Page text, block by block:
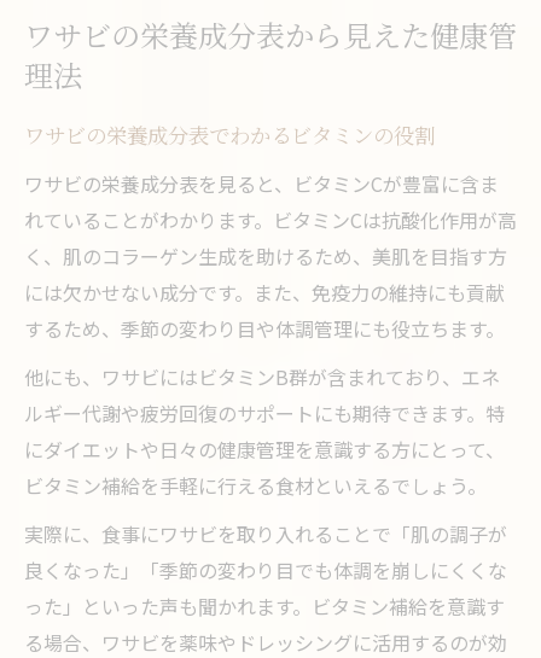
ワサビの栄養成分表から見えた健康管
理法
ワサビの栄養成分表でわかるビタミンの役割
ワサビの栄養成分表を見ると、ビタミンCが豊富に含ま
れていることがわかります。ビタミンCは抗酸化作用が高
く、肌のコラーゲン生成を助けるため、美肌を目指す方
には欠かせない成分です。また、免疫力の維持にも貢献
するため、季節の変わり目や体調管理にも役立ちます。
他にも、ワサビにはビタミンB群が含まれており、エネ
ルギー代謝や疲労回復のサポートにも期待できます。特
にダイエットや日々の健康管理を意識する方にとって、
ビタミン補給を手軽に行える食材といえるでしょう。
実際に、食事にワサビを取り入れることで「肌の調子が
良くなった」「季節の変わり目でも体調を崩しにくくな
った」といった声も聞かれます。ビタミン補給を意識す
る場合、ワサビを薬味やドレッシングに活用するのが効